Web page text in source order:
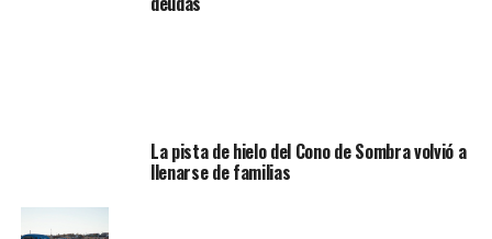
La pista de hielo del Cono de Sombra volvió a
llenarse de familias